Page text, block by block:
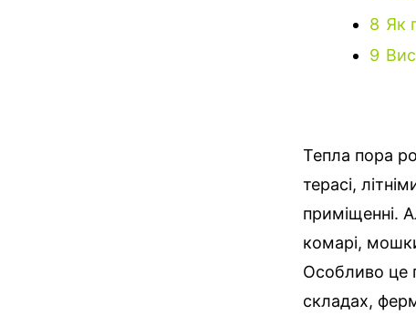
8 Як
9
Тепла пора
терасі,
приміщенні.
комарі,
Особливо це
складах,